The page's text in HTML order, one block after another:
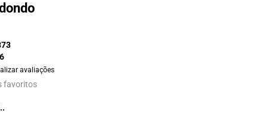
avaliações
favoritos